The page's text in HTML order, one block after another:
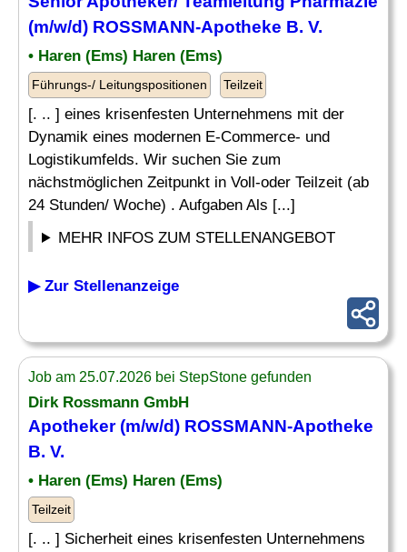
(m/w/d) ROSSMANN-Apotheke B. V.
• Haren (Ems) Haren (Ems)
Führungs-/ Leitungspositionen Teilzeit
[. .. ] eines krisenfesten Unternehmens mit der
Dynamik eines modernen E-Commerce- und
Logistikumfelds. Wir suchen Sie zum
nächstmöglichen Zeitpunkt in Voll-oder Teilzeit (ab
24 Stunden/ Woche) . Aufgaben Als [...]
MEHR INFOS ZUM STELLENANGEBOT
▶ Zur Stellenanzeige
Job am 25.07.2026 bei StepStone gefunden
Dirk Rossmann GmbH
Apotheker(m/w/d) ROSSMANN-Apotheke
B. V.
• Haren (Ems) Haren (Ems)
Teilzeit
[. .. ] Sicherheit eines krisenfesten Unternehmens